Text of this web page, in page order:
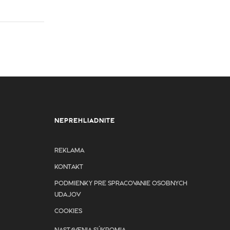
NEPREHLIADNITE
REKLAMA
KONTAKT
PODMIENKY PRE SPRACOVANIE OSOBNYCH
UDAJOV
COOKIES